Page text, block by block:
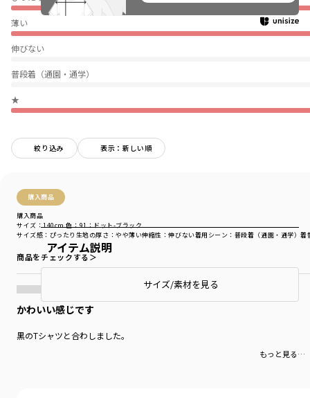
薄い
伸びない
普段着（通園・通学）
★
絞り込み 表示：新しい順
購入商品
購入商品
サイズ感 ：ぴったり 生地の厚さ ：やや薄い伸縮性 ：伸びない着用シーン ：普段着（通園・通学）着
サイズ：140cm色：91：ドット-ブラック
商品をチェックする＞
かわいい感じです
黒のTシャツと合わしました。
もっと見る…
アイテム説明
サイズ/素材を見る